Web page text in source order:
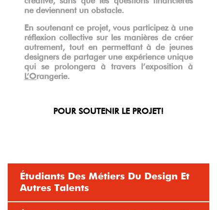
ne deviennent un obstacle.
En soutenant ce projet, vous participez à une
réflexion collective sur les manières de créer
autrement, tout en permettant à de jeunes
designers de partager une expérience unique
qui se prolongera à travers l’exposition à
L’Orangerie.
POUR SOUTENIR LE PROJET!
Étudiants Des Métiers Du Design Et
Autres Talents